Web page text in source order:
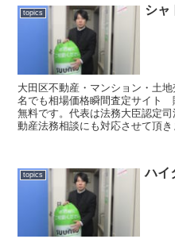
topics シャ
大田区不動産・マンション・土
名でも相場価格瞬間査定サイト
無料です。代表は法務大臣認定
動産法務相談にも対応させて頂き
topics ハイ